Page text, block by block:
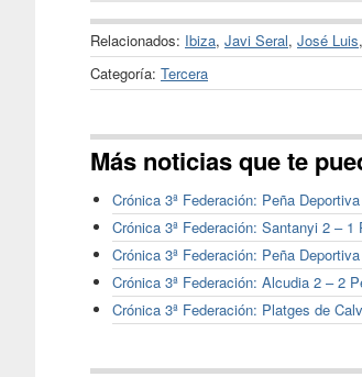
Relacionados: Ibiza, Javi Seral, José Luis,
Categoría: Tercera
Más noticias que te
Crónica 3ª Federación: Peña
Crónica 3ª Federación: Santanyi 2 – 1
Crónica 3ª Federación: Peña
Crónica 3ª Federación: Alcudia 2 – 2
Crónica 3ª Federación: Platges de